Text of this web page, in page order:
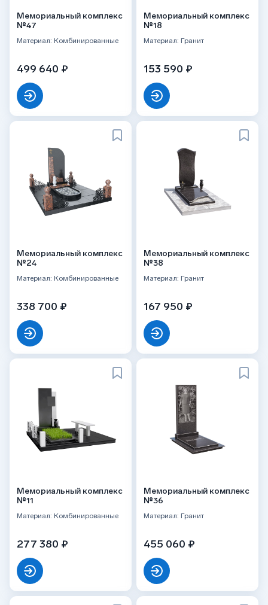
Мемориальный комплекс
№47
Материал: Комбинированные
499 640 ₽
Мемориальный комплекс
№18
Материал: Гранит
153 590 ₽
Мемориальный комплекс
№24
Материал: Комбинированные
338 700 ₽
Мемориальный комплекс
№38
Материал: Гранит
167 950 ₽
Мемориальный комплекс
№11
Материал: Комбинированные
277 380 ₽
Мемориальный комплекс
№36
Материал: Гранит
455 060 ₽